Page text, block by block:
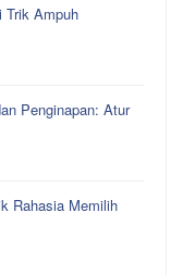
Trik Ampuh
Penginapan: Atur
Rahasia Memilih